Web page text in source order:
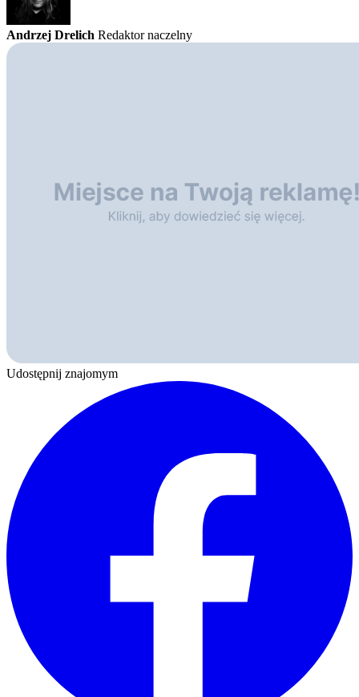
Andrzej Drelich Redaktor naczelny
Udostępnij znajomym